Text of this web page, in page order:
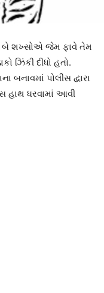
બે શખ્સોએ જેમ ફાવે તેમ
ઝિંકી દીધો હતો.
બનાવમાં પોલીસ દ્વારા
હાથ ધરવામાં આવી